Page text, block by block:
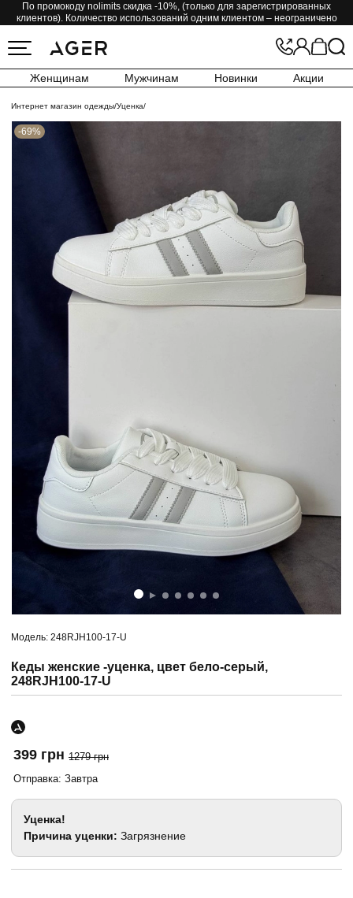
По промокоду nolimits скидка -10%, (только для зарегистрированных
клиентов). Количество использований одним клиентом – неограничено
Женщинам Мужчинам Новинки Акции
Интернет магазин одежды/Уценка/
-69%
Модель: 248RJH100-17-U
Кеды женские -уценка, цвет бело-серый,
248RJH100-17-U
399 грн 1279 грн
Отправка: Завтра
Уценка!
Причина уценки: Загрязнение